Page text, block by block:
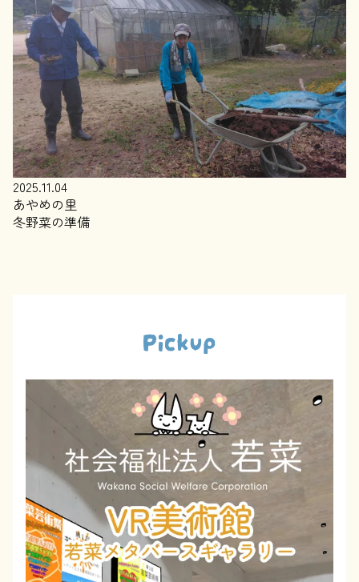
2025.11.04
あやめの里
冬野菜の準備
Pickup